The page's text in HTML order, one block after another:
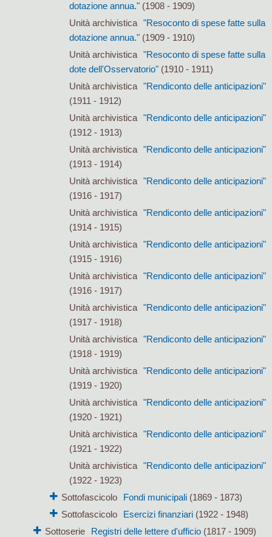
dotazione annua." (1908 - 1909)
Unità archivistica
"Resoconto di spese fatte sulla
dotazione annua." (1909 - 1910)
Unità archivistica
"Resoconto di spese fatte sulla
dote dell'Osservatorio" (1910 - 1911)
Unità archivistica
"Rendiconto delle anticipazioni"
(1911 - 1912)
Unità archivistica
"Rendiconto delle anticipazioni"
(1912 - 1913)
Unità archivistica
"Rendiconto delle anticipazioni"
(1913 - 1914)
Unità archivistica
"Rendiconto delle anticipazioni"
(1916 - 1917)
Unità archivistica
"Rendiconto delle anticipazioni"
(1914 - 1915)
Unità archivistica
"Rendiconto delle anticipazioni"
(1915 - 1916)
Unità archivistica
"Rendiconto delle anticipazioni"
(1916 - 1917)
Unità archivistica
"Rendiconto delle anticipazioni"
(1917 - 1918)
Unità archivistica
"Rendiconto delle anticipazioni"
(1918 - 1919)
Unità archivistica
"Rendiconto delle anticipazioni"
(1919 - 1920)
Unità archivistica
"Rendiconto delle anticipazioni"
(1920 - 1921)
Unità archivistica
"Rendiconto delle anticipazioni"
(1921 - 1922)
Unità archivistica
"Rendiconto delle anticipazioni"
(1922 - 1923)
Sottofascicolo
Fondi municipali(1869 - 1873)
Sottofascicolo
Esercizi finanziari(1922 - 1948)
Sottoserie
Registri delle lettere d'ufficio (1817 - 1909)